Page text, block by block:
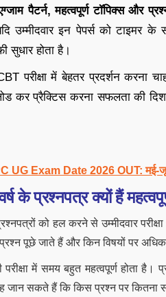
पैटर्न, महत्वपूर्ण टॉपिक्स और
उम्मीदवार इन पेपर्स को
सुधार होता है।
परीक्षा में बेहतर प्रदर्शन
कर प्रैक्टिस करना सफलता की दिशा
UG Exam Date 2026 OUT: मई-
के प्रश्नपत्र क्यों हैं
को हल करने से उम्मीदवार
पूछे जाते हैं और किन विषयों पर अधिक
में समय बहुत महत्वपूर्ण होता
सकते हैं कि किस प्रश्न पर कितना